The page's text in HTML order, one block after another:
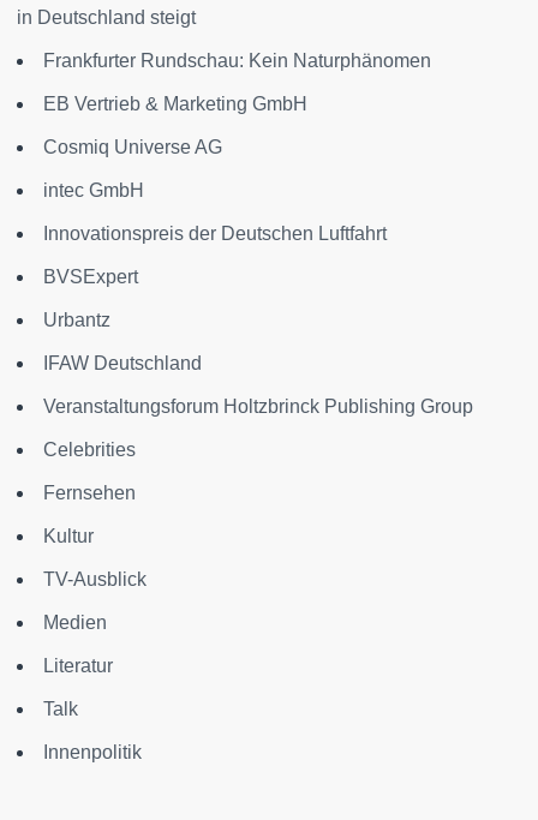
in Deutschland steigt
Frankfurter Rundschau: Kein Naturphänomen
EB Vertrieb & Marketing GmbH
Cosmiq Universe AG
intec GmbH
Innovationspreis der Deutschen Luftfahrt
BVSExpert
Urbantz
IFAW Deutschland
Veranstaltungsforum Holtzbrinck Publishing Group
Celebrities
Fernsehen
Kultur
TV-Ausblick
Medien
Literatur
Talk
Innenpolitik